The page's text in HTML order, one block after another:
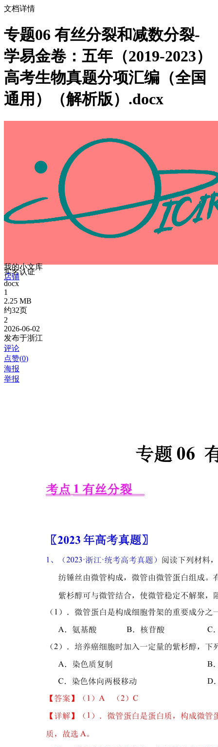
文档详情
专题06 有丝分裂和减数分裂-
学易金卷：五年（2019-2023）
高考生物真题分项汇编（全国
通用）（解析版）.docx
我的小文库
实名认证
店铺
docx
1
2.25 MB
约32页
2
2026-06-02
发布于浙江
评论
点赞(0)
海报
举报